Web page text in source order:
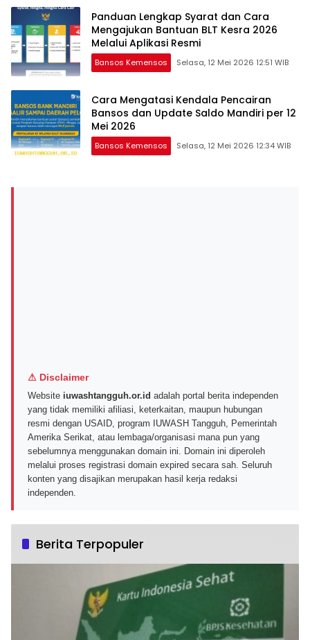
Panduan Lengkap Syarat dan Cara
Mengajukan Bantuan BLT Kesra 2026
Melalui Aplikasi Resmi
Bansos Kemensos Selasa, 12 Mei 2026 12:51 WIB
Cara Mengatasi Kendala Pencairan
Bansos dan Update Saldo Mandiri per 12
Mei 2026
Bansos Kemensos Selasa, 12 Mei 2026 12:34 WIB
⚠ Disclaimer
Website iuwashtangguh.or.id adalah portal berita independen
yang tidak memiliki afiliasi, keterkaitan, maupun hubungan
resmi dengan USAID, program IUWASH Tangguh, Pemerintah
Amerika Serikat, atau lembaga/organisasi mana pun yang
sebelumnya menggunakan domain ini. Domain ini diperoleh
melalui proses registrasi domain expired secara sah. Seluruh
konten yang disajikan merupakan hasil kerja redaksi
independen.
Berita Terpopuler